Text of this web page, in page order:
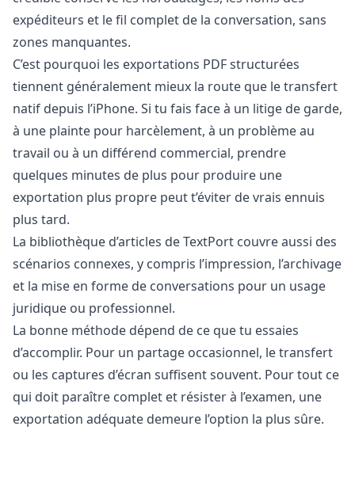
expéditeurs et le fil complet de la conversation, sans
zones manquantes.
C’est pourquoi les exportations PDF structurées
tiennent généralement mieux la route que le transfert
natif depuis l’iPhone. Si tu fais face à un litige de garde,
à une plainte pour harcèlement, à un problème au
travail ou à un différend commercial, prendre
quelques minutes de plus pour produire une
exportation plus propre peut t’éviter de vrais ennuis
plus tard.
La bibliothèque d’articles de TextPort couvre aussi des
scénarios connexes, y compris l’impression, l’archivage
et la mise en forme de conversations pour un usage
juridique ou professionnel.
La bonne méthode dépend de ce que tu essaies
d’accomplir. Pour un partage occasionnel, le transfert
ou les captures d’écran suffisent souvent. Pour tout ce
qui doit paraître complet et résister à l’examen, une
exportation adéquate demeure l’option la plus sûre.